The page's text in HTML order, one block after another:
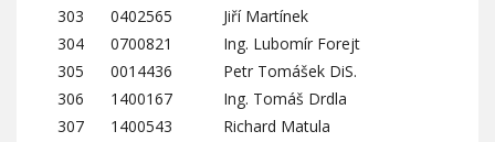
303
0402565
Jiří Martínek
304
0700821
Ing. Lubomír Forejt
305
0014436
Petr Tomášek DiS.
306
1400167
Ing. Tomáš Drdla
307
1400543
Richard Matula